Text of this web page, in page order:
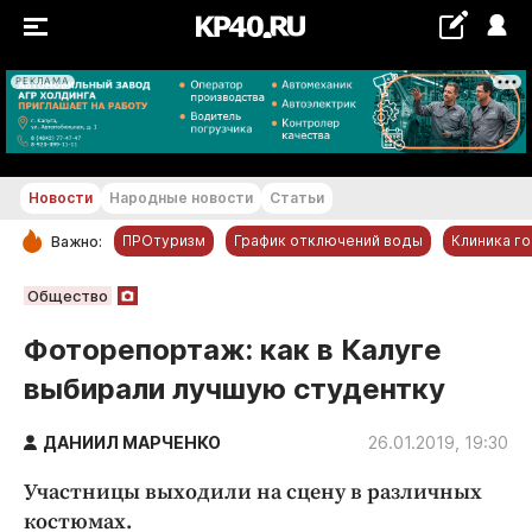
РЕКЛАМА
+16...+17 °С
РУБРИКИ
Новости компаний
Статьи
Народные новости
Благоустройство
Новости Народные новости Статьи
Важно: ПРОтуризм График отключений воды Клиника
Общество
Фоторепортаж: как в Калуге
выбирали лучшую студентку
ДАНИИЛ МАРЧЕНКО 26.01.2019, 19:30
Участницы выходили на сцену в различных
костюмах.